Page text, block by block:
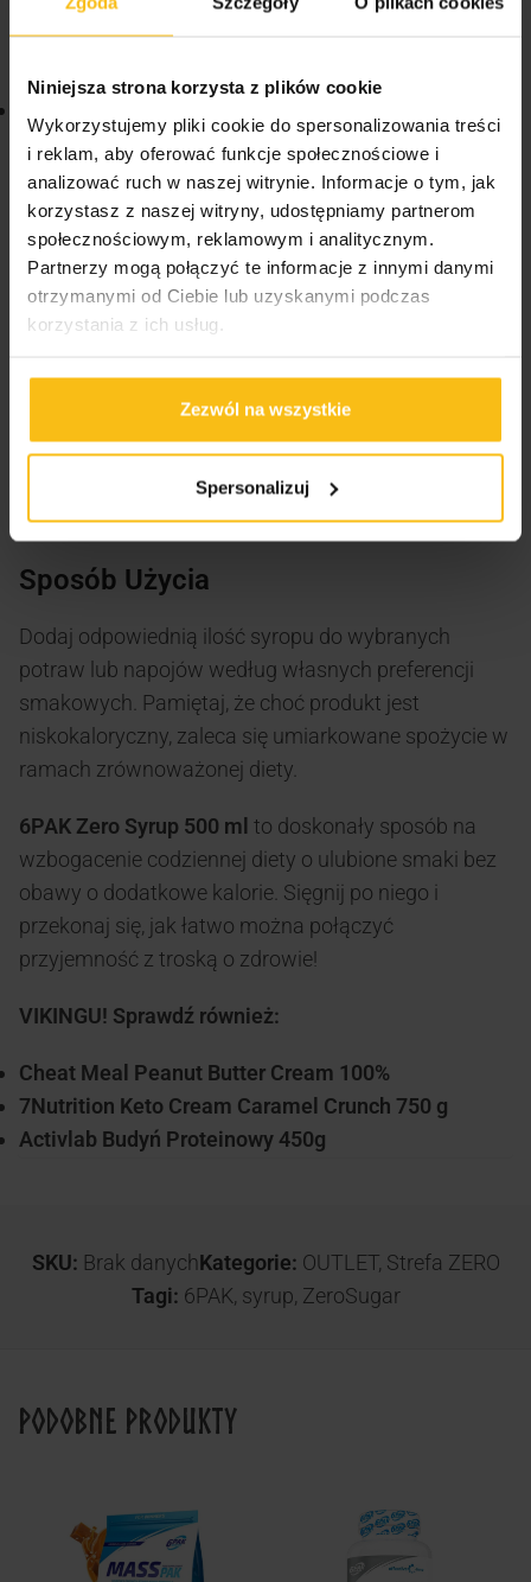
Niniejsza strona korzysta z plików cookie
Wykorzystujemy pliki cookie do spersonalizowania treści
i reklam, aby oferować funkcje społecznościowe i
analizować ruch w naszej witrynie. Informacje o tym, jak
korzystasz z naszej witryny, udostępniamy partnerom
społecznościowym, reklamowym i analitycznym.
Partnerzy mogą połączyć te informacje z innymi danymi
otrzymanymi od Ciebie lub uzyskanymi podczas
korzystania z ich usług.
Zezwól na wszystkie
Spersonalizuj
jogurtem, deserami czy napojami, dodając im
starannie dobranych składnikach, zapewniając
doskonały smak bez zbędnych dodatków.
Dlaczego Warto Wybrać 6PAK Zero
Syrup?
Wybierając 6PAK Zero Syrup
diecie, uprawiasz sport, czy po prostu chcesz
ograniczyć spożycie cukru, ten syrop pozwoli Ci
cieszyć się słodkimi chwilami bez wyrzutów
sumienia.
Sposób Użycia
Dodaj odpowiednią ilość syropu do wybranych
potraw lub napojów według własnych preferencji
smakowych. Pamiętaj, że choć produkt jest
niskokaloryczny, zaleca się umiarkowane spożycie w
ramach zrównoważonej diety.
6PAK Zero Syrup 500 ml to doskonały sposób na
wzbogacenie codziennej diety o ulubione smaki bez
obawy o dodatkowe kalorie. Sięgnij po niego i
przekonaj się, jak łatwo można połączyć
przyjemność z troską o zdrowie!
VIKINGU! Sprawdź również:
Cheat Meal Peanut Butter Cream 100%
7Nutrition Keto Cream Caramel Crunch 750 g
Activlab Budyń Proteinowy 450g
SKU: Brak danychKategorie: OUTLET, Strefa ZERO
Tagi: 6PAK, syrup, ZeroSugar
Podobne produkty